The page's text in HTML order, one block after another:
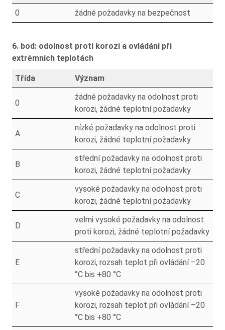
0
žádné požadavky na bezpečnost
6. bod: odolnost proti korozi a ovládání při
extrémních teplotách
Třída Význam
0
žádné požadavky na odolnost proti
korozi, žádné teplotní požadavky
A
nízké požadavky na odolnost proti
korozi, žádné teplotní požadavky
B
střední požadavky na odolnost proti
korozi, žádné teplotní požadavky
C
vysoké požadavky na odolnost proti
korozi, žádné teplotní požadavky
D
velmi vysoké požadavky na odolnost
proti korozi, žádné teplotní požadavky
E
střední požadavky na odolnost proti
korozi, rozsah teplot při ovládání –20
°C bis +80 °C
F
vysoké požadavky na odolnost proti
korozi, rozsah teplot při ovládání –20
°C bis +80 °C